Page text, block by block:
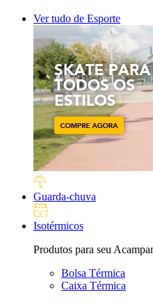
Ver tudo de Esporte
Guarda-chuva
Isotérmicos
Produtos para seu
Bolsa Térmica
Caixa Térmica